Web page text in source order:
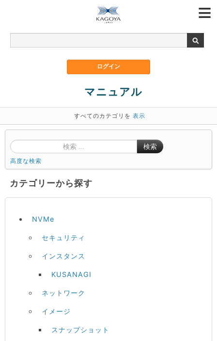
マニュアル
すべてのカテゴリを 表示
検索
高度な検索
カテゴリーから探す
NVMe
セキュリティ
インスタンス
KUSANAGI
ネットワーク
イメージ
スナップショット